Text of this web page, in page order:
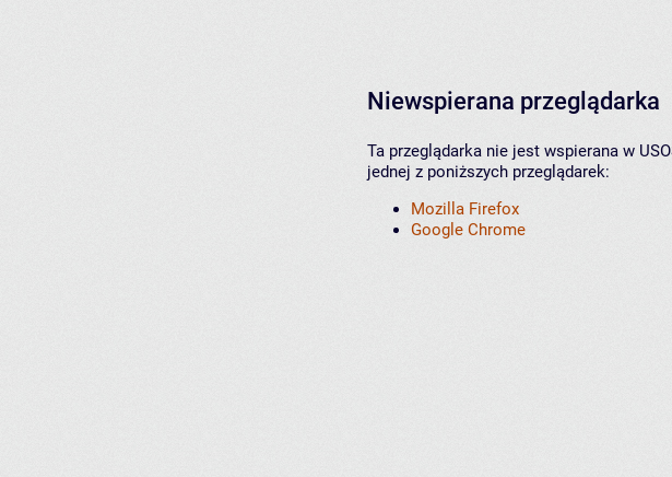
Niewspierana przeglądarka
Ta przeglądarka nie jest wspierana w
jednej z poniższych przeglądarek:
Mozilla Firefox
Google Chrome